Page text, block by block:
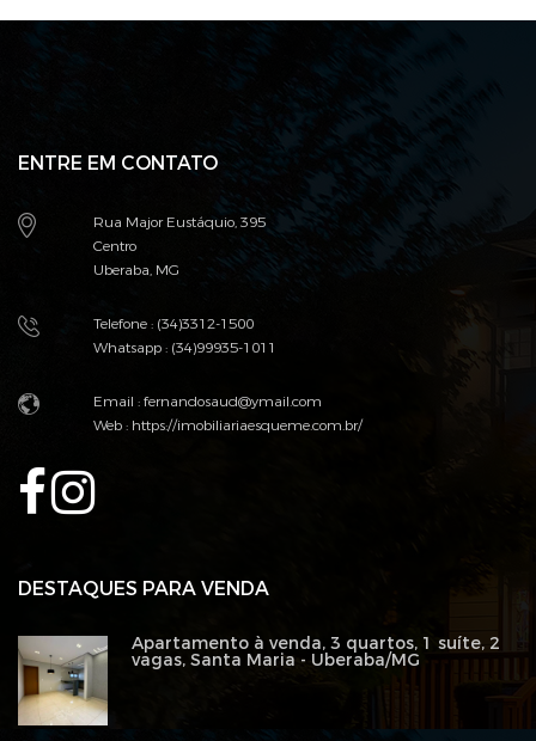
ENTRE EM CONTATO
Rua Major Eustáquio, 395
Centro
Uberaba, MG
Telefone : (34)3312-1500
Whatsapp : (34)99935-1011
Email :fernandosaud@ymail.com
Web :https://imobiliariaesqueme.com.br/
DESTAQUES PARA VENDA
Apartamento à venda, 3 quartos, 1 suíte, 2
vagas, Santa Maria - Uberaba/MG